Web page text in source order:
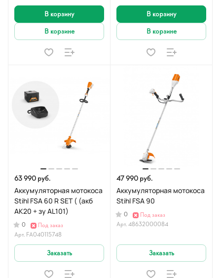
В корзину
В корзине
В корзину
В корзине
63 990 руб.
Аккумуляторная мотокоса
Stihl FSA 60 R SET ( (акб
АК20 + зу AL101)
0
Под заказ
Арт. FA040115748
Заказать
47 990 руб.
Аккумуляторная мотокоса
Stihl FSA 90
0
Под заказ
Арт.48632000084
Заказать